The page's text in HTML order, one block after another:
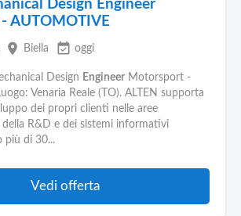
Design Engineer
AUTOMOTIVE
place Biella event_available oggi
Design Engineer Motorsport -
Venaria Reale (TO). ALTEN supporta
dei propri clienti nelle aree
della R&D e dei sistemi informativi
più di 30...
Vedi offerta